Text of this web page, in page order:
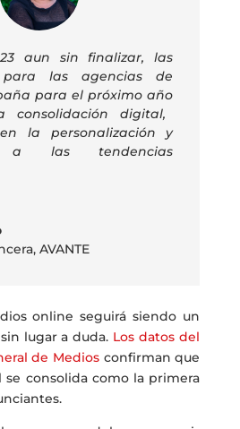
aun sin finalizar,las
para las agencias de
parael próximo año
consolidación digital,
la personalización y
a las tendencias
, AVANTE
online seguirá siendo un
lugar a duda. Los datos del
de Medios confirman que
consolida como la primera